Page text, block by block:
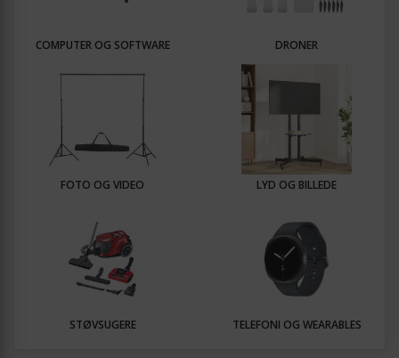
COMPUTER OG SOFTWARE DRONER
FOTO OG VIDEO LYD OG BILLEDE
STØVSUGERE TELEFONI OG WEARABLES